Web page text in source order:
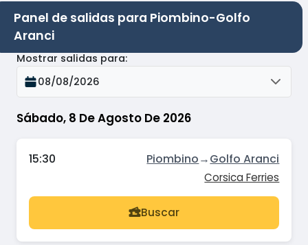
Panel de salidas para Piombino-Golfo
Aranci
Sábado, 8 De Agosto De 2026
Mostrar salidas para:
08/08/2026
15:30 Piombino→Golfo Aranci
Corsica Ferries
Buscar